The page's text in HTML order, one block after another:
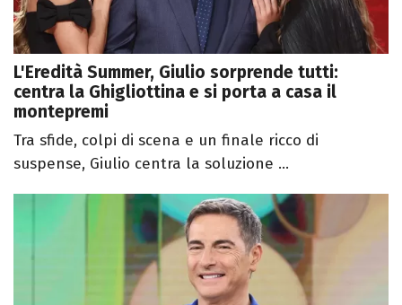
L'Eredità Summer, Giulio sorprende tutti:
centra la Ghigliottina e si porta a casa il
montepremi
Tra sfide, colpi di scena e un finale ricco di
suspense, Giulio centra la soluzione ...